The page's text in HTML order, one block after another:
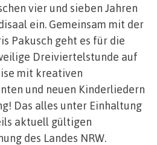
vier und sieben Jahren
ein. Gemeinsam mit der
Pakusch geht es für die
Dreiviertelstunde auf
mit kreativen
und neuen Kinderliedern
Das alles unter Einhaltung
aktuell gültigen
des Landes NRW.